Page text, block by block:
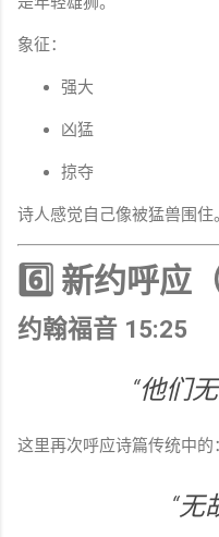
象征：
强大
凶猛
掠夺
诗人感觉自己像被猛兽围住。
6️⃣ 新约呼应
约翰福音 15:25
“他们
这里再次呼应诗篇传统中的：
“无